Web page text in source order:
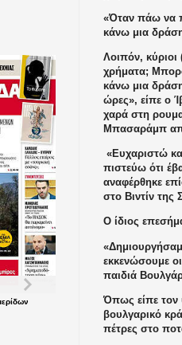
«Όταν πάω να
κάνω μια
Λοιπόν,
χρήματα;
κάνω μια δράση
ώρες», είπε ο
χαρά στη
Μπασαράμπ
«Ευχαριστώ
πιστεύω ότι
αναφέρθηκε
στο Βιντίν της
Ο ίδιος
εκκενώσουμε
παιδιά
Όπως είπε τον
βουλγαρικό
πέτρες στο